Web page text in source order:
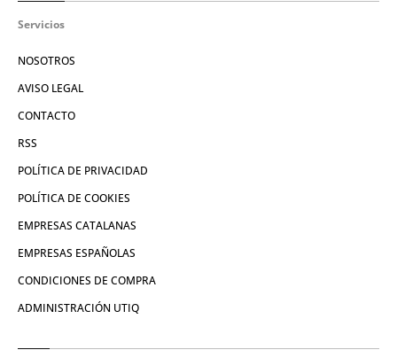
Servicios
NOSOTROS
AVISO LEGAL
CONTACTO
RSS
POLÍTICA DE PRIVACIDAD
POLÍTICA DE COOKIES
EMPRESAS CATALANAS
EMPRESAS ESPAÑOLAS
CONDICIONES DE COMPRA
ADMINISTRACIÓN UTIQ